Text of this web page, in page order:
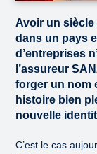
Avoir un siècle
dans un pays
d’entreprises
l’assureur
forger un nom
histoire bien
nouvelle
C’est le cas